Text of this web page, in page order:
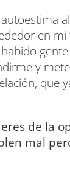
en
y
que
de la
mal